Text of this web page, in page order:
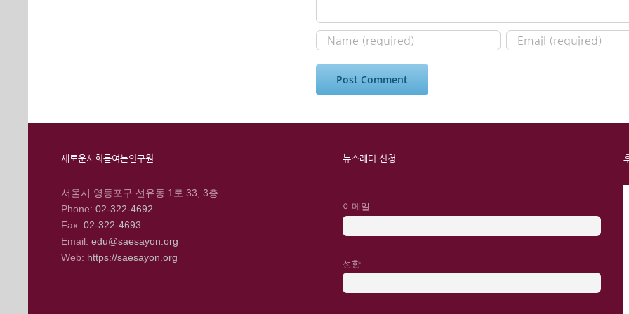
새로운사회를여는연구원
서울시 영등포구 선유동 1로 33, 3층
Phone: 02-322-4692
Fax: 02-322-4693
Email: edu@saesayon.org
Web: https://saesayon.org
뉴스레터 신청
이메일
성함